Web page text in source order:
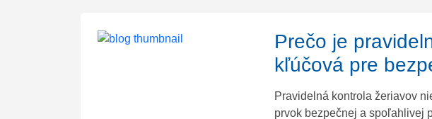
Prečo je
kľúčová pre
Pravidelná kontrola žeriavov
prvok bezpečnej a spoľahlivej